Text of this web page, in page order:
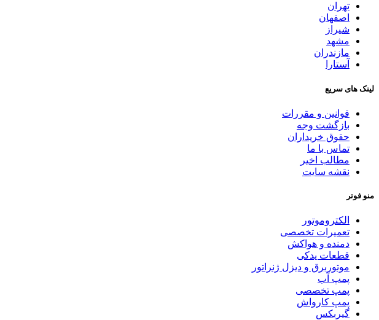
تهران
اصفهان
شیراز
مشهد
مازندران
آستارا
لینک های سریع
قوانین و مقررات
بازگشت وجه
حقوق خریداران
تماس با ما
مطالب اخیر
نقشه سایت
منو فوتر
الکتروموتور
تعمیرات تخصصی
دمنده و هواکش
قطعات یدکی
موتوربرق و دیزل ژنراتور
پمپ آب
پمپ تخصصی
پمپ کارواش
گیربکس